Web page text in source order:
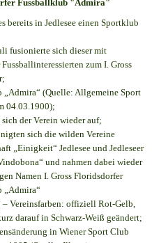
Fussballklub "Admira"
bereits in Jedlesee einen Sportklub
fusionierte sich dieser mit
zum I. Gross
;
„Admira“ (Quelle: Allgemeine Sport
04.03.1900);
der Verein wieder auf;
sich die wilden Vereine
„Einigkeit“ Jedlesee und Jedleseer
und nahmen dabei wieder
Namen I. Gross Floridsdorfer
„Admira“
– Vereinsfarben: offiziell Rot-Gelb,
darauf in Schwarz-Weiß geändert;
in Wiener Sport Club